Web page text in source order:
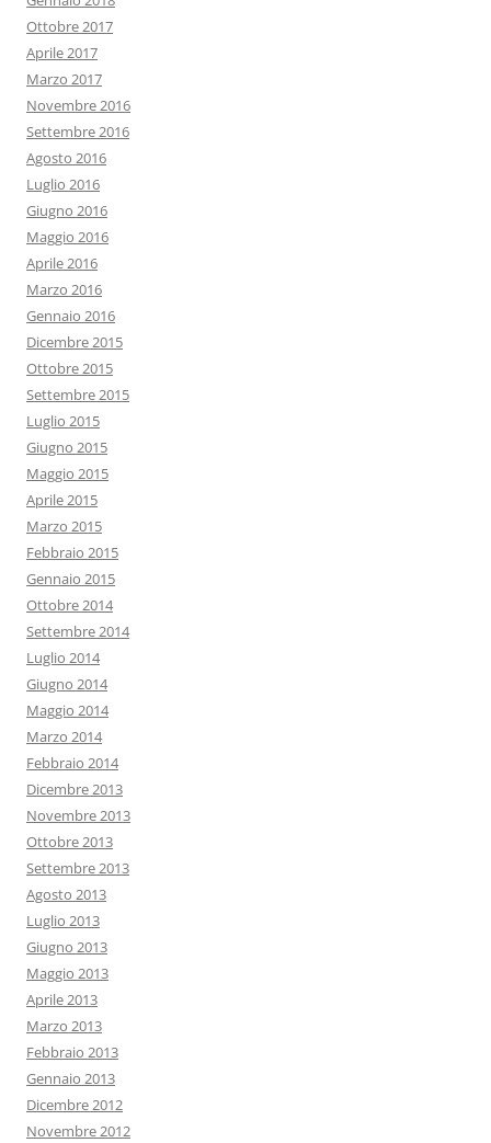
Ottobre 2017
Aprile 2017
Marzo 2017
Novembre 2016
Settembre 2016
Agosto 2016
Luglio 2016
Giugno 2016
Maggio 2016
Aprile 2016
Marzo 2016
Gennaio 2016
Dicembre 2015
Ottobre 2015
Settembre 2015
Luglio 2015
Giugno 2015
Maggio 2015
Aprile 2015
Marzo 2015
Febbraio 2015
Gennaio 2015
Ottobre 2014
Settembre 2014
Luglio 2014
Giugno 2014
Maggio 2014
Marzo 2014
Febbraio 2014
Dicembre 2013
Novembre 2013
Ottobre 2013
Settembre 2013
Agosto 2013
Luglio 2013
Giugno 2013
Maggio 2013
Aprile 2013
Marzo 2013
Febbraio 2013
Gennaio 2013
Dicembre 2012
Novembre 2012